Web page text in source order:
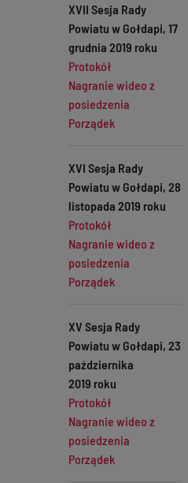
XVII Sesja Rady
Powiatu w Gołdapi, 17
grudnia 2019 roku
Protokół
Nagranie wideo z
posiedzenia
Porządek
XVI Sesja Rady
Powiatu w Gołdapi, 28
listopada 2019 roku
Protokół
Nagranie wideo z
posiedzenia
Porządek
XV Sesja Rady
Powiatu w Gołdapi, 23
października
2019 roku
Protokół
Nagranie wideo z
posiedzenia
Porządek